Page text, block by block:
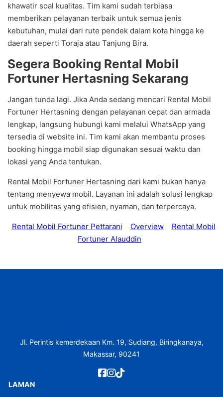
khawatir soal kualitas. Tim kami sudah terbiasa
memberikan pelayanan terbaik untuk semua jenis
kebutuhan, mulai dari rute pendek dalam kota hingga ke
daerah seperti Toraja atau Tanjung Bira.
Segera Booking Rental Mobil
Fortuner Hertasning Sekarang
Jangan tunda lagi. Jika Anda sedang mencari Rental Mobil
Fortuner Hertasning dengan pelayanan cepat dan armada
lengkap, langsung hubungi kami melalui WhatsApp yang
tersedia di website ini. Tim kami akan membantu proses
booking hingga mobil siap digunakan sesuai waktu dan
lokasi yang Anda tentukan.
Rental Mobil Fortuner Hertasning dari kami bukan hanya
tentang menyewa mobil. Layanan ini adalah solusi lengkap
untuk mobilitas yang efisien, nyaman, dan terpercaya.
Rental Mobil Fortuner Pettarani Overview
Rental Mobil
Fortuner Alauddin
Jl. Perintis kemerdekaan Km. 19, Sudiang, Biringkanaya,
Makassar, 90241
LAMAN